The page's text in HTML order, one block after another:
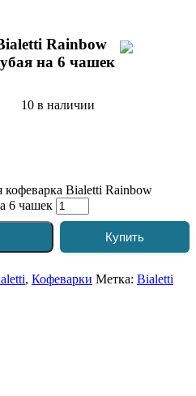
Rainbow
на 6 чашек
10 в наличии
кофеварка Bialetti Rainbow
6 чашек
Купить
, Кофеварки Метка: Bialetti